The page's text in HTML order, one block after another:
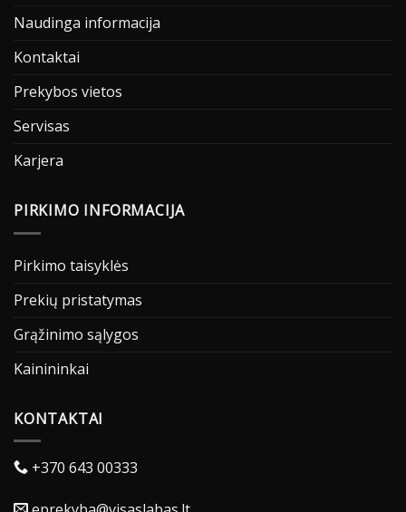
Naudinga informacija
Kontaktai
Prekybos vietos
Servisas
Karjera
PIRKIMO INFORMACIJA
Pirkimo taisyklės
Prekių pristatymas
Grąžinimo sąlygos
Kainininkai
KONTAKTAI
+370 643 00333